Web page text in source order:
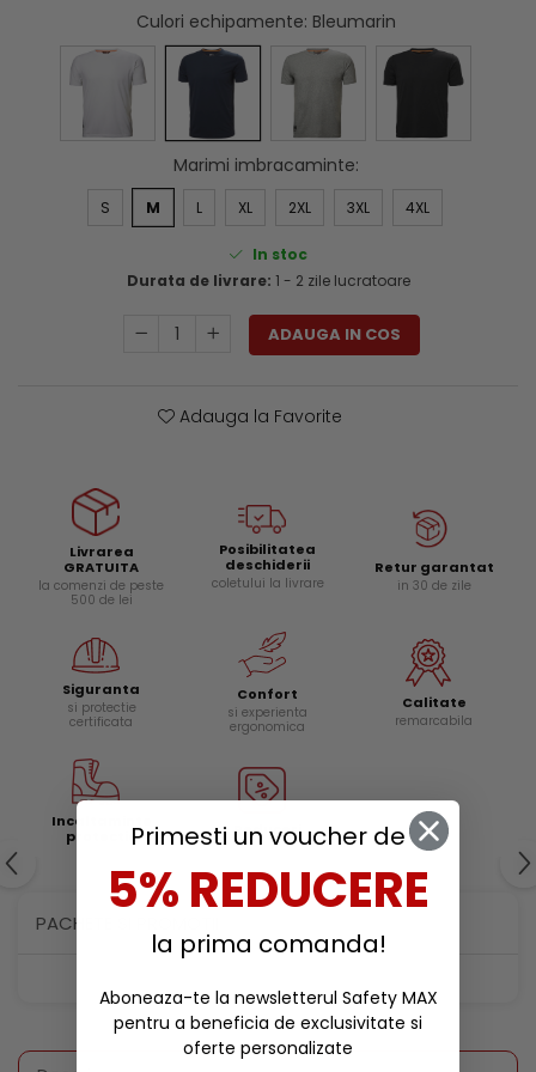
Genti si trolere
Buzunare externe
Echipamente specializate
Echipamente muncitori ferma
Echipamente veterinari
Echipamente mulgatori
Echipamente trimeri ongloane
Manusi protectie
Casti si antifoane protectie
Menghine si preseCulori echipamente: Bleumarin
Marimi imbracaminte:
S M L XL 2XL 3XL 4XL
In stoc
Durata de livrare: 1 - 2 zile lucratoare
ADAUGA IN COS
Adauga la Favorite
Livrarea
GRATUITA
la comenzi de peste
500 de lei
Posibilitatea
deschiderii
coletului la livrare
Retur garantat
in 30 de zile
Siguranta
si protectie
certificata
Confort
si experienta
ergonomica
Calitate
remarcabila
Incaltaminte
protectie
Reduceri
PACHETE SI PROMOTII
Primesti un voucher de
5% REDUCERE
la prima comanda!
Aboneaza-te la newsletterul Safety MAX
pentru a beneficia de exclusivitate si
oferte personalizate